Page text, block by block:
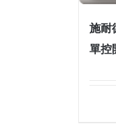
施耐
單控